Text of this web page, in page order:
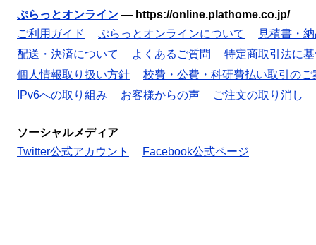
ぷらっとオンライン — https://online.plathome.co.jp/
ご利用ガイド
ぷらっとオンラインについて
見積書・
配送・決済について
よくあるご質問
特定商取引法に
個人情報取り扱い方針
校費・公費・科研費払い取引のご
IPv6への取り組み
お客様からの声 ご注文の取り消し
ソーシャルメディア
Twitter公式アカウント
Facebook公式ページ